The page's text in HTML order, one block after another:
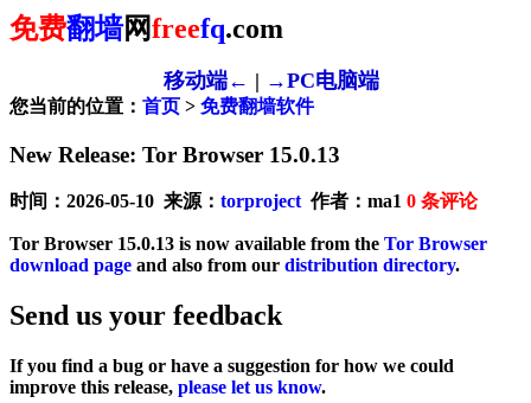
免费翻墙网freefq.com
移动端← | →PC电脑端
您当前的位置： 首页 > 免费翻墙软件
New Release: Tor Browser 15.0.13
时间：2026-05-10 来源： torproject作者：ma1 0 条评论
Tor Browser 15.0.13 is now available from the Tor Browser
download page and also from our distribution directory.
Send us your feedback
If you find a bug or have a suggestion for how we could
improve this release, please let us know.